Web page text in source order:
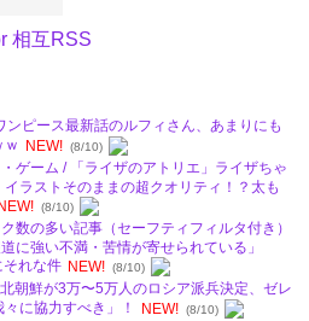
相互RSS
ンピース最新話のルフィさん、あまりにも
ｗ NEW! (8/10)
ゲーム / 「ライザのアトリエ」ライザちゃ
ラストそのままの超クオリティ！？太も
(8/10)
数の多い記事（セーフティフィルタ付き）
に強い不満・苦情が寄せられている」
れな件 NEW! (8/10)
朝鮮が3万〜5万人のロシア派兵決定、ゼレ
に協力すべき」！
NEW! (8/10)